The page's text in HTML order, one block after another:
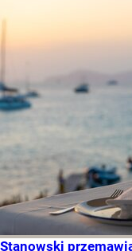
Stanowski